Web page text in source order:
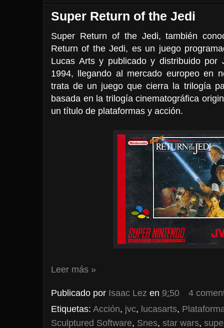
Super Return of the Jedi
Super Return of the Jedi, también
Return of the Jedi, es un juego
Lucas Arts y publicado y distribuido por
1994, llegando al mercado europeo en
trata de un juego que cierra la trilogía
basada en la trilogía cinematográfica
un título de plataformas y acción.
Leer más »
Publicado por Isaac Lez en 9:50
4
Etiquetas: Acción, jvc, lucasarts,
Sculptured Software, Snes, star wars,